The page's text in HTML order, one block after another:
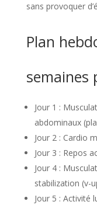
sans provoquer
Plan
semaines
Jour 1 :
abdominaux
Jour 2 : Cardio
Jour 3 : Repos
Jour 4 :
stabilization (v-
Jour 5 : Activité